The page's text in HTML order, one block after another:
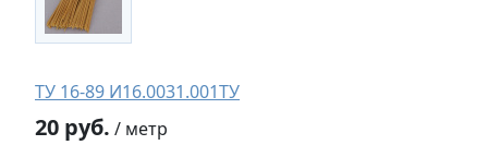
ТУ 16-89 И16.0031.001ТУ
20 руб. / метр